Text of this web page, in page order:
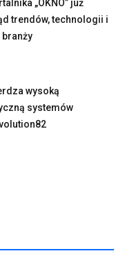
„OKNO” już
trendów, technologii i
wysoką
systemów